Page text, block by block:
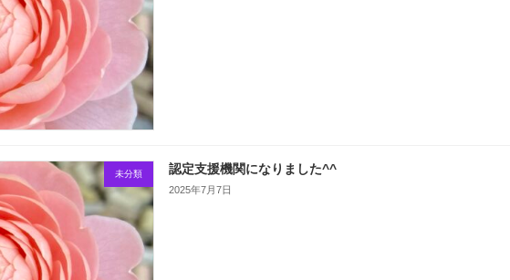
未分類 認定支援機関になりました^^
2025年7月7日